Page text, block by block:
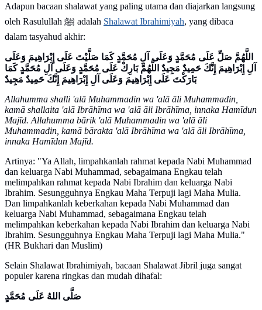
Adapun bacaan shalawat yang paling utama dan diajarkan langsung
oleh Rasulullah ﷺ adalah Shalawat Ibrahimiyah, yang dibaca
dalam tasyahud akhir:
اللَّهُمَّ صَلِّ عَلَى مُحَمَّدٍ وَعَلَى آلِ مُحَمَّدٍ كَمَا صَلَّيْتَ عَلَى إِبْرَاهِيمَ وَعَلَى
آلِ إِبْرَاهِيمَ إِنَّكَ حَمِيدٌ مَجِيدٌ اللَّهُمَّ بَارِكْ عَلَى مُحَمَّدٍ وَعَلَى آلِ مُحَمَّدٍ كَمَا
بَارَكْتَ عَلَى إِبْرَاهِيمَ وَعَلَى آلِ إِبْرَاهِيمَ إِنَّكَ حَمِيدٌ مَجِيدٌ
Allahumma shalli 'alā Muhammadin wa 'alā āli Muhammadin,
kamā shallaita 'alā Ibrāhīma wa 'alā āli Ibrāhīma, innaka Hamīdun
Majīd. Allahumma bārik 'alā Muhammadin wa 'alā āli
Muhammadin, kamā bārakta 'alā Ibrāhīma wa 'alā āli Ibrāhīma,
innaka Hamīdun Majīd.
Artinya: "Ya Allah, limpahkanlah rahmat kepada Nabi Muhammad
dan keluarga Nabi Muhammad, sebagaimana Engkau telah
melimpahkan rahmat kepada Nabi Ibrahim dan keluarga Nabi
Ibrahim. Sesungguhnya Engkau Maha Terpuji lagi Maha Mulia.
Dan limpahkanlah keberkahan kepada Nabi Muhammad dan
keluarga Nabi Muhammad, sebagaimana Engkau telah
melimpahkan keberkahan kepada Nabi Ibrahim dan keluarga Nabi
Ibrahim. Sesungguhnya Engkau Maha Terpuji lagi Maha Mulia."
(HR Bukhari dan Muslim)
Selain Shalawat Ibrahimiyah, bacaan Shalawat Jibril juga sangat
populer karena ringkas dan mudah dihafal:
صَلَّى اللهُ عَلَى مُحَمَّدٍ